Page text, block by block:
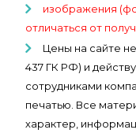
изображения
отличаться от
Цены на сайте
437 ГК РФ) и
сотрудниками
печатью. Все
характер,